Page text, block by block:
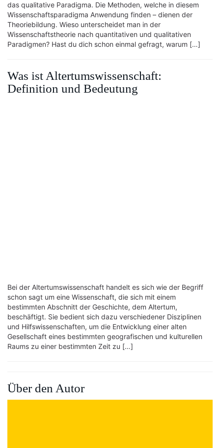
das qualitative Paradigma. Die Methoden, welche in diesem
Wissenschaftsparadigma Anwendung finden – dienen der
Theoriebildung. Wieso unterscheidet man in der
Wissenschaftstheorie nach quantitativen und qualitativen
Paradigmen? Hast du dich schon einmal gefragt, warum […]
Was ist Altertumswissenschaft:
Definition und Bedeutung
Bei der Altertumswissenschaft handelt es sich wie der Begriff
schon sagt um eine Wissenschaft, die sich mit einem
bestimmten Abschnitt der Geschichte, dem Altertum,
beschäftigt. Sie bedient sich dazu verschiedener Disziplinen
und Hilfswissenschaften, um die Entwicklung einer alten
Gesellschaft eines bestimmten geografischen und kulturellen
Raums zu einer bestimmten Zeit zu […]
Über den Autor